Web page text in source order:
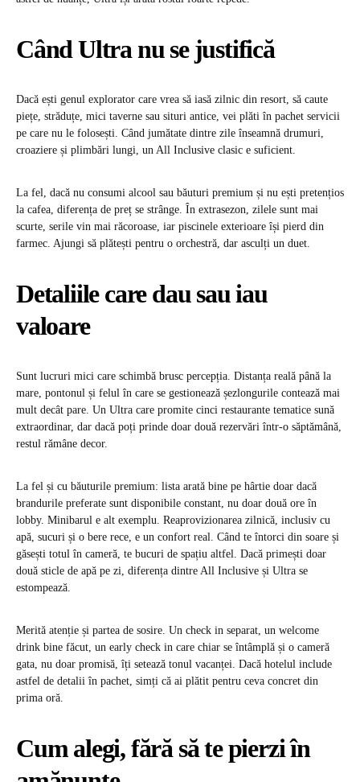
Când Ultra nu se justifică
Dacă ești genul explorator care vrea să iasă zilnic din resort, să caute
piețe, străduțe, mici taverne sau situri antice, vei plăti în pachet servicii
pe care nu le folosești. Când jumătate dintre zile înseamnă drumuri,
croaziere și plimbări lungi, un All Inclusive clasic e suficient.
La fel, dacă nu consumi alcool sau băuturi premium și nu ești pretențios
la cafea, diferența de preț se strânge. În extrasezon, zilele sunt mai
scurte, serile vin mai răcoroase, iar piscinele exterioare își pierd din
farmec. Ajungi să plătești pentru o orchestră, dar asculți un duet.
Detaliile care dau sau iau
valoare
Sunt lucruri mici care schimbă brusc percepția. Distanța reală până la
mare, pontonul și felul în care se gestionează șezlongurile contează mai
mult decât pare. Un Ultra care promite cinci restaurante tematice sună
extraordinar, dar dacă poți prinde doar două rezervări într-o săptămână,
restul rămâne decor.
La fel și cu băuturile premium: lista arată bine pe hârtie doar dacă
brandurile preferate sunt disponibile constant, nu doar două ore în
lobby. Minibarul e alt exemplu. Reaprovizionarea zilnică, inclusiv cu
apă, sucuri și o bere rece, e un confort real. Când te întorci din soare și
găsești totul în cameră, te bucuri de spațiu altfel. Dacă primești doar
două sticle de apă pe zi, diferența dintre All Inclusive și Ultra se
estompează.
Merită atenție și partea de sosire. Un check in separat, un welcome
drink bine făcut, un early check in care chiar se întâmplă și o cameră
gata, nu doar promisă, îți setează tonul vacanței. Dacă hotelul include
astfel de detalii în pachet, simți că ai plătit pentru ceva concret din
prima oră.
Cum alegi, fără să te pierzi în